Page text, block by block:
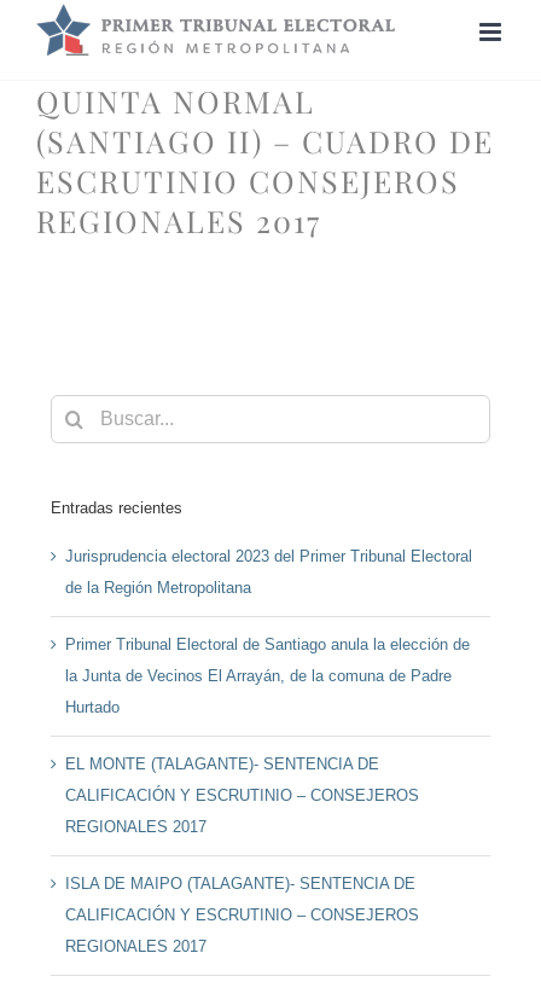
QUINTA NORMAL
(SANTIAGO II) – CUADRO DE
ESCRUTINIO CONSEJEROS
REGIONALES 2017
Buscar:
Entradas recientes
Jurisprudencia electoral 2023 del Primer Tribunal Electoral
de la Región Metropolitana
Primer Tribunal Electoral de Santiago anula la elección de
la Junta de Vecinos El Arrayán, de la comuna de Padre
Hurtado
EL MONTE (TALAGANTE)- SENTENCIA DE
CALIFICACIÓN Y ESCRUTINIO – CONSEJEROS
REGIONALES 2017
ISLA DE MAIPO (TALAGANTE)- SENTENCIA DE
CALIFICACIÓN Y ESCRUTINIO – CONSEJEROS
REGIONALES 2017